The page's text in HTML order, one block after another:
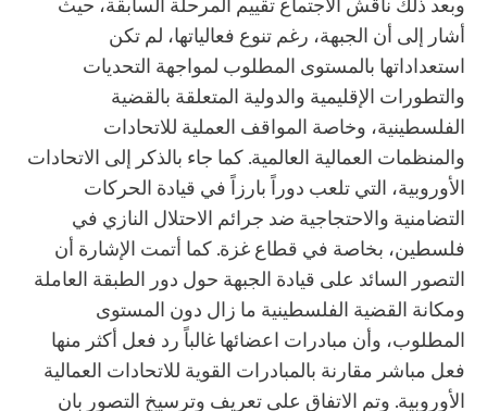
أشار إلى أن الجبهة، رغم تنوع فعالياتها، لم تكن
استعداداتها بالمستوى المطلوب لمواجهة التحديات
والتطورات الإقليمية والدولية المتعلقة بالقضية
الفلسطينية، وخاصة المواقف العملية للاتحادات
والمنظمات العمالية العالمية. كما جاء بالذكر إلى الاتحادات
الأوروبية، التي تلعب دوراً بارزاً في قيادة الحركات
التضامنية والاحتجاجية ضد جرائم الاحتلال النازي في
فلسطين، بخاصة في قطاع غزة. كما أتمت الإشارة أن
التصور السائد على قيادة الجبهة حول دور الطبقة العاملة
ومكانة القضية الفلسطينية ما زال دون المستوى
المطلوب، وأن مبادرات اعضائها غالباً رد فعل أكثر منها
فعل مباشر مقارنة بالمبادرات القوية للاتحادات العمالية
الأوروبية. وتم الاتفاق على تعريف وترسيخ التصور بان